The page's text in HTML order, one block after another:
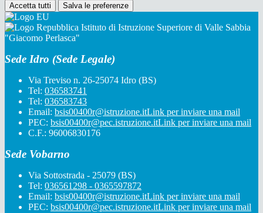
Accetta tutti Salva le preferenze
Istituto di Istruzione Superiore di Valle Sabbia
"Giacomo Perlasca"
Sede Idro (Sede Legale)
Via Treviso n. 26-25074 Idro (BS)
Tel: 036583741
Tel: 036583743
Email: bsis00400r@istruzione.itLink per inviare una mail
PEC: bsis00400r@pec.istruzione.itLink per inviare una mail
C.F.: 96006830176
Sede Vobarno
Via Sottostrada - 25079 (BS)
Tel: 036561298 - 0365597872
Email: bsis00400r@istruzione.itLink per inviare una mail
PEC: bsis00400r@pec.istruzione.itLink per inviare una mail